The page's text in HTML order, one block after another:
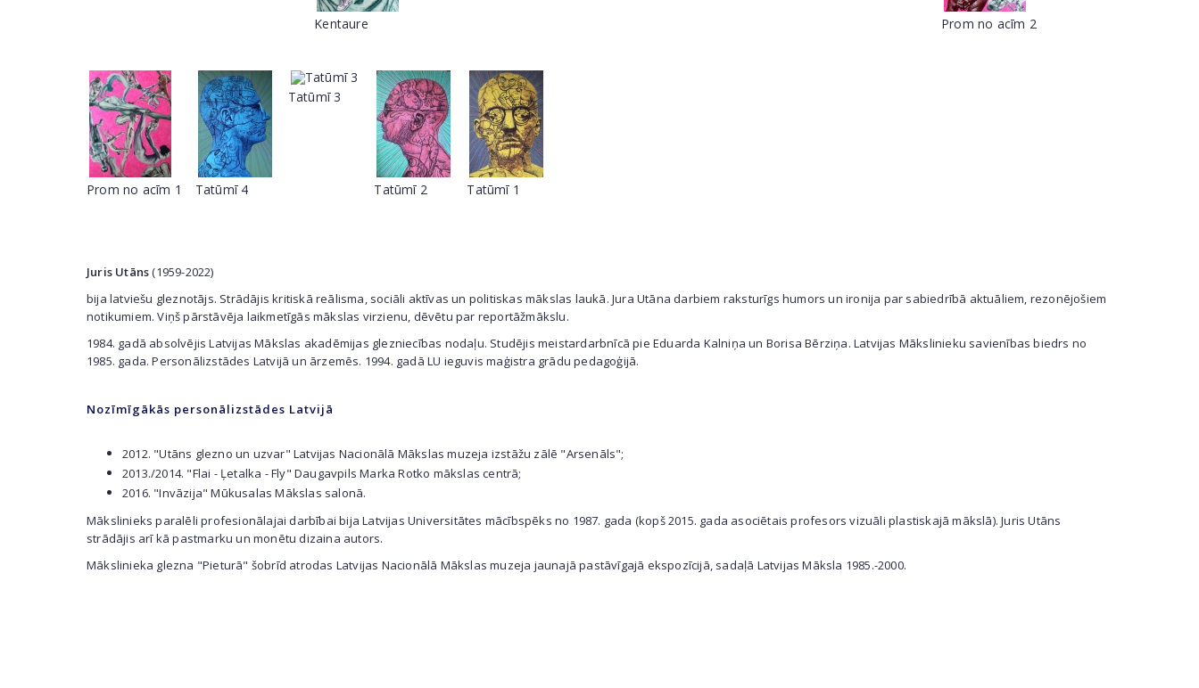
Kentaure Prom no acīm 2
Prom no acīm 1 Tatūmī 4
Tatūmī 3
Tatūmī 2 Tatūmī 1
Juris Utāns(1959-2022)
bija latviešu gleznotājs. Strādājis kritiskā reālisma, sociāli aktīvas un politiskas mākslas laukā. Jura Utāna darbiem raksturīgs humors un ironija par sabiedrībā aktuāliem, rezonējošiem
notikumiem. Viņš pārstāvēja laikmetīgās mākslas virzienu, dēvētu par reportāžmākslu.
1984. gadā absolvējis Latvijas Mākslas akadēmijas glezniecības nodaļu. Studējis meistardarbnīcā pie Eduarda Kalniņa un Borisa Bērziņa. Latvijas Mākslinieku savienības biedrs no
1985. gada. Personālizstādes Latvijā un ārzemēs. 1994. gadā LU ieguvis maģistra grādu pedagoģijā.
Nozīmīgākās personālizstādes Latvijā
2012. "Utāns glezno un uzvar" Latvijas Nacionālā Mākslas muzeja izstāžu zālē "Arsenāls";
2013./2014. "Flai - Ļetalka - Fly" Daugavpils Marka Rotko mākslas centrā;
2016. "Invāzija" Mūkusalas Mākslas salonā.
Mākslinieks paralēli profesionālajai darbībai bija Latvijas Universitātes mācībspēks no 1987. gada (kopš 2015. gada asociētais profesors vizuāli plastiskajā mākslā). Juris Utāns
strādājis arī kā pastmarku un monētu dizaina autors.
Mākslinieka glezna "Pieturā" šobrīd atrodas Latvijas Nacionālā Mākslas muzeja jaunajā pastāvīgajā ekspozīcijā, sadaļā Latvijas Māksla 1985.-2000.